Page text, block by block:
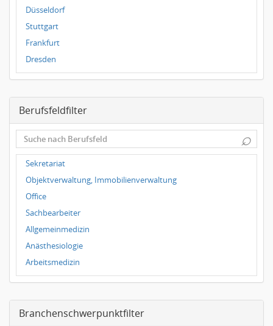
Düsseldorf
Stuttgart
Frankfurt
Dresden
Magdeburg
Dortmund
Wuppertal
Hallbergmoos
Würzburg
Grünwald
Ulm
Bielefeld
Hannover
Duisburg
Berufsfeldfilter
⌕
Sekretariat
Objektverwaltung, Immobilienverwaltung
Office
Sachbearbeiter
Allgemeinmedizin
Anästhesiologie
Arbeitsmedizin
Augenheilkunde
Hals-Nasen-Ohrenheilkunde
Branchenschwerpunktfilter